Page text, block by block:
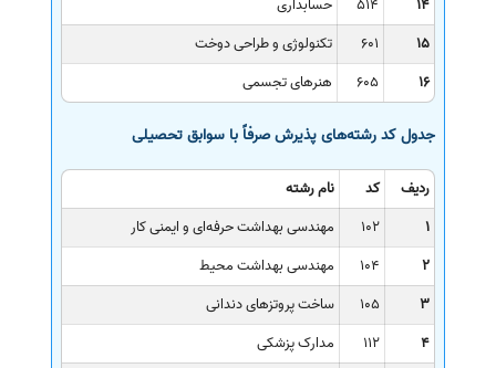
14
514
حسابداری
15
601
تکنولوژی و طراحی دوخت
16
605 هنرهای تجسمی
جدول کد رشته‌های پذیرش صرفاً با سوابق تحصیلی
ردیف کد
نام رشته
1
102
مهندسی بهداشت حرفه‌ای و ایمنی کار
2
104
مهندسی بهداشت محیط
3
105
ساخت پروتزهای دندانی
4
112
مدارک پزشکی